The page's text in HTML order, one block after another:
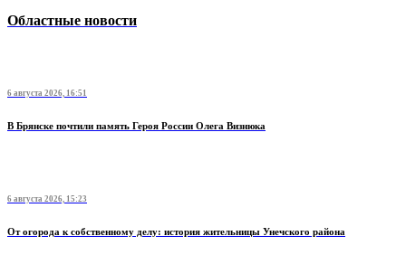
Областные новости
6 августа 2026, 16:51
В Брянске почтили память Героя России Олега Визнюка
6 августа 2026, 15:23
От огорода к собственному делу: история жительницы Унечского района